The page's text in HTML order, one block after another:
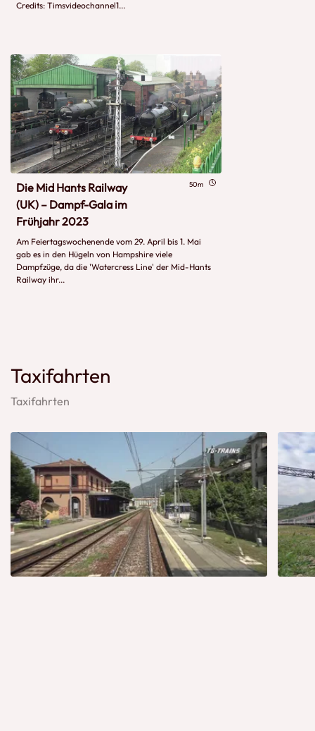
Credits: Timsvideochannel1...
Die Mid Hants Railway
(UK) – Dampf-Gala im
Frühjahr 2023
50m
Am Feiertagswochenende vom 29. April bis 1. Mai
gab es in den Hügeln von Hampshire viele
Dampfzüge, da die 'Watercress Line' der Mid-Hants
Railway ihr...
Taxifahrten
Taxifahrten